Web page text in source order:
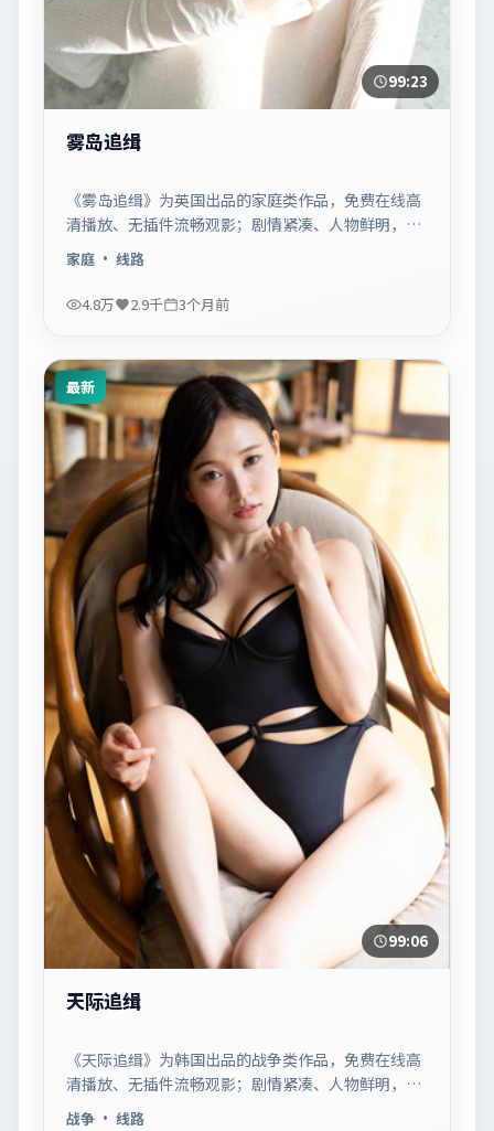
99:23
雾岛追缉
《雾岛追缉》为英国出品的家庭类作品，免费在线高
清播放、无插件流畅观影；剧情紧凑、人物鲜明，适
合休闲一口气追看。
家庭· 线路
4.8万 2.9千 3个月前
最新
99:06
天际追缉
《天际追缉》为韩国出品的战争类作品，免费在线高
清播放、无插件流畅观影；剧情紧凑、人物鲜明，适
合休闲一口气追看。
战争· 线路